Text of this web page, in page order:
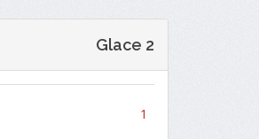
Glace 2
1